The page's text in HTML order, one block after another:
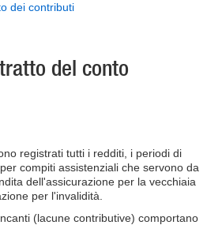
dei contributi
del conto
registrati tutti i redditi, i periodi di
compiti assistenziali che servono da
dell'assicurazione per la vecchiaia
per l'invalidità.
(lacune contributive) comportano